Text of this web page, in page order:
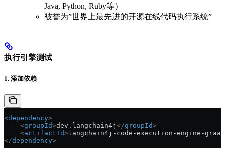
Java, Python, Ruby等）
被誉为”世界上最先进的开源在线代码执行系统”
执行引擎测试
1. 添加依赖
<dependency>
    <
groupId>dev.langchain4j </groupId>
    <
artifactId> langchain4j-code-execution-engine-
</dependency>